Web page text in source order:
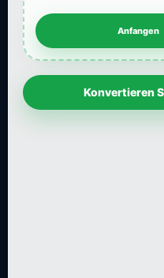
Konvertieren